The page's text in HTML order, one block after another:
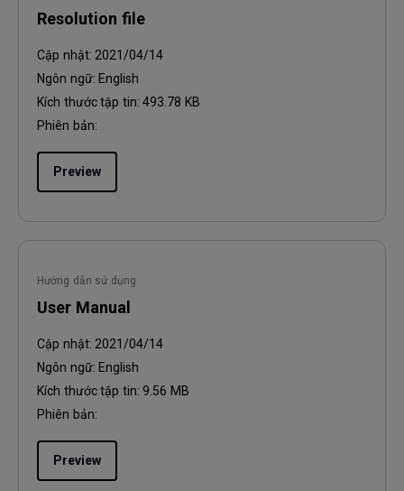
Resolution file
Cập nhật: 2021/04/14
Ngôn ngữ: English
Kích thước tập tin: 493.78 KB
Phiên bản:
Preview
Hướng dẫn sử dụng
User Manual
Cập nhật: 2021/04/14
Ngôn ngữ: English
Kích thước tập tin: 9.56 MB
Phiên bản:
Preview